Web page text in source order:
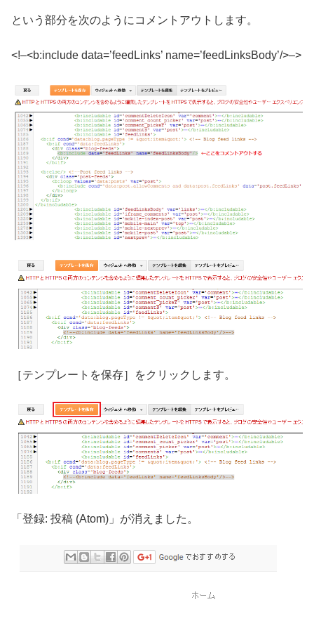
という部分を次のようにコメントアウトします。
<!–<b:include data=’feedLinks’ name=’feedLinksBody’/>–>
［テンプレートを保存］をクリックします。
「登録: 投稿 (Atom)」が消えました。